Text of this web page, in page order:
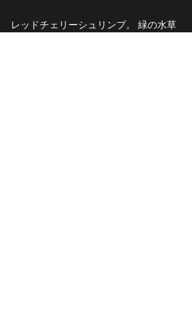
レッドチェリーシュリンプ。 緑の水草